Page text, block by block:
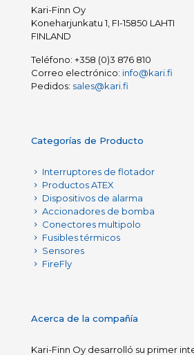
Kari-Finn Oy
Koneharjunkatu 1, FI-15850 LAHTI
FINLAND
Teléfono: +358 (0)3 876 810
Correo electrónico: info@kari.fi
Pedidos: sales@kari.fi
Categorías de Producto
Interruptores de flotador
Productos ATEX
Dispositivos de alarma
Accionadores de bomba
Conectores multipolo
Fusibles térmicos
Sensores
FireFly
Acerca de la compañía
Kari-Finn Oy desarrolló su primer